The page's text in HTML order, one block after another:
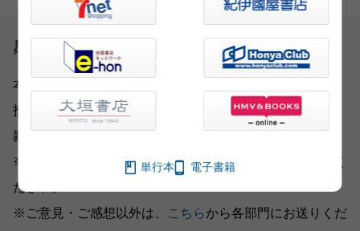
感想を送る
本書をお読みになったご意見・ご感想をお寄せください。
投稿されたお客様の声は、弊社ウェブサイト、また新聞・
雑誌広告などに掲載させていただく場合がございます。
※いただいた内容へのご返信は致しかねますのでご了承く
ださい。
※ご意見・ご感想以外は、
こちらから各部門にお送りくだ
単行本 電子書籍